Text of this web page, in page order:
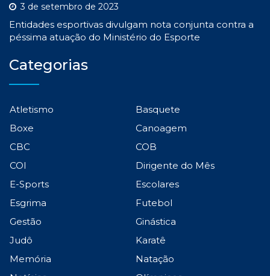
3 de setembro de 2023
Entidades esportivas divulgam nota conjunta contra a
péssima atuação do Ministério do Esporte
Categorias
Atletismo
Basquete
Boxe
Canoagem
CBC
COB
COI
Dirigente do Mês
E-Sports
Escolares
Esgrima
Futebol
Gestão
Ginástica
Judô
Karatê
Memória
Natação